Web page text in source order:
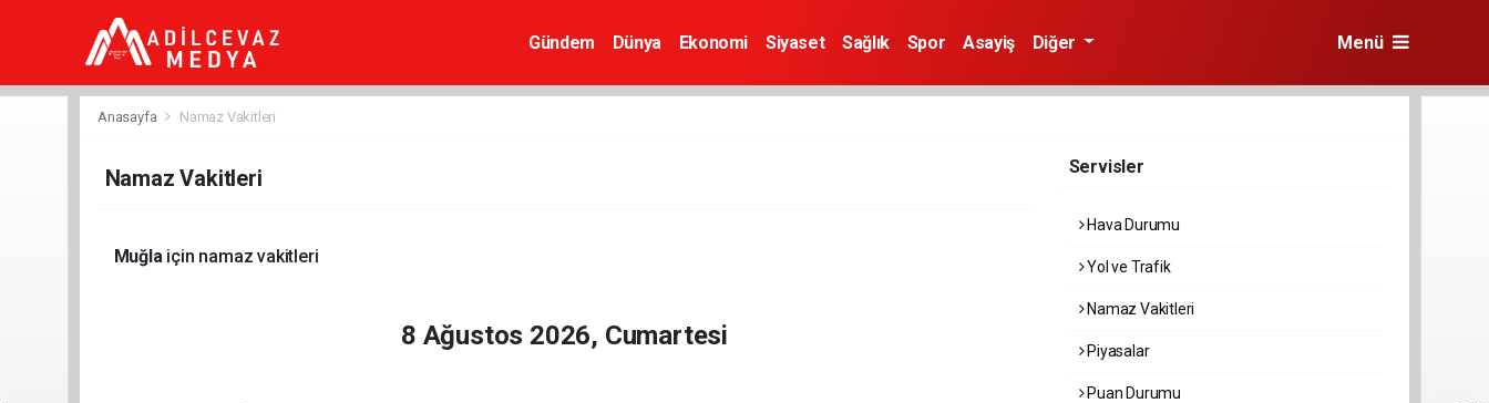
Gündem Dünya Ekonomi Siyaset Sağlık Spor Asayiş Diğer Menü
Anasayfa Namaz Vakitleri
Namaz Vakitleri
Muğlaiçin namaz vakitleri
8 Ağustos 2026, Cumartesi
Servisler
Hava Durumu
Yol ve Trafik
Namaz Vakitleri
Piyasalar
Puan Durumu